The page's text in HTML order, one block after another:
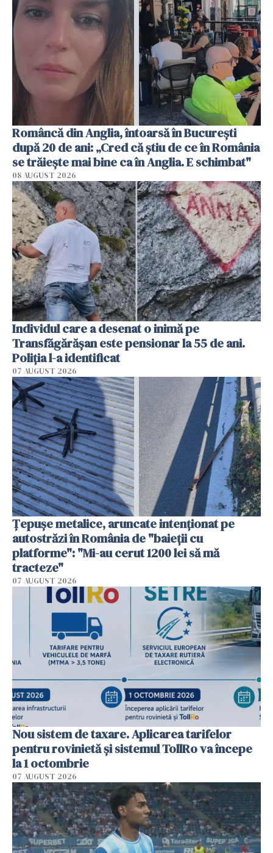
Româncă din Anglia, întoarsă în București
după 20 de ani: „Cred că știu de ce în România
se trăiește mai bine ca în Anglia. E schimbat"
08 AUGUST 2026
Individul care a desenat o inimă pe
Transfăgărășan este pensionar la 55 de ani.
Poliția l-a identificat
07 AUGUST 2026
Țepușe metalice, aruncate intenționat pe
autostrăzi în România de "baieții cu
platforme": "Mi-au cerut 1200 lei să mă
tracteze"
07 AUGUST 2026
Nou sistem de taxare. Aplicarea tarifelor
pentru rovinietă şi sistemul TollRo va începe
la 1 octombrie
07 AUGUST 2026